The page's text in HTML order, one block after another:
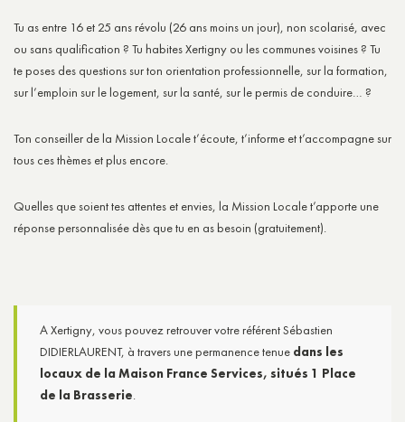
Tu as entre 16 et 25 ans révolu (26 ans moins un jour), non scolarisé, avec
ou sans qualification ? Tu habites Xertigny ou les communes voisines ? Tu
te poses des questions sur ton orientation professionnelle, sur la formation,
sur l’emploin sur le logement, sur la santé, sur le permis de conduire… ?
Ton conseiller de la Mission Locale t’écoute, t’informe et t’accompagne sur
tous ces thèmes et plus encore.
Quelles que soient tes attentes et envies, la Mission Locale t’apporte une
réponse personnalisée dès que tu en as besoin (gratuitement).
A Xertigny, vous pouvez retrouver votre référent Sébastien
DIDIERLAURENT, à travers une permanence tenue dans les
locaux de la Maison France Services, situés 1 Place
de la Brasserie